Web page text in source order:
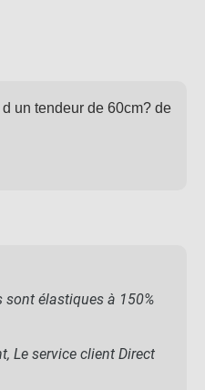
un tendeur de 60cm? de
sont élastiques à 150%
Le service client Direct